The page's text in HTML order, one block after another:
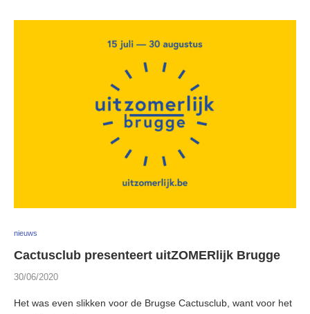
nieuws
Cactusclub presenteert uitZOMERlijk Brugge
30/06/2020
Het was even slikken voor de Brugse Cactusclub, want voor het